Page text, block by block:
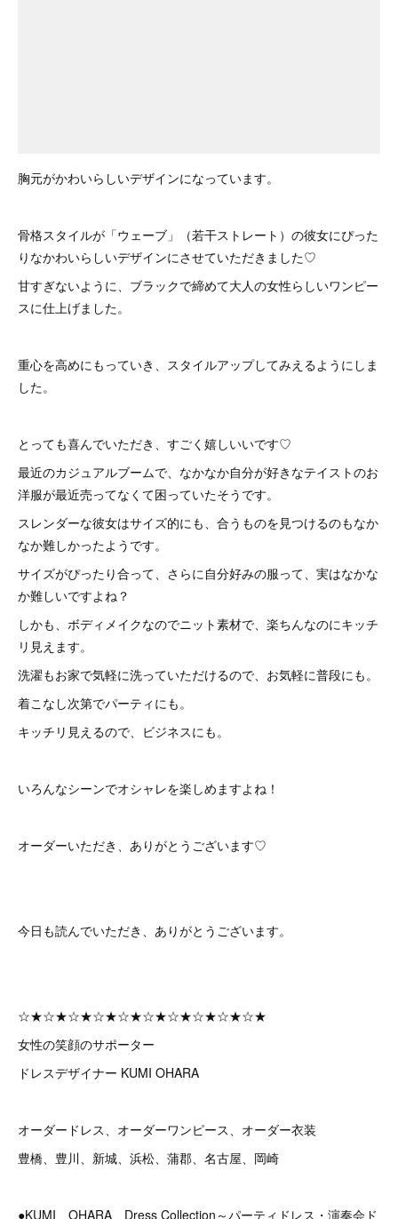
胸元がかわいらしいデザインになっています。
骨格スタイルが「ウェーブ」（若干ストレート）の彼女にぴった
りなかわいらしいデザインにさせていただきました♡
甘すぎないように、ブラックで締めて大人の女性らしいワンピー
スに仕上げました。
重心を高めにもっていき、スタイルアップしてみえるようにしま
した。
とっても喜んでいただき、すごく嬉しいいです♡
最近のカジュアルブームで、なかなか自分が好きなテイストのお
洋服が最近売ってなくて困っていたそうです。
スレンダーな彼女はサイズ的にも、合うものを見つけるのもなか
なか難しかったようです。
サイズがぴったり合って、さらに自分好みの服って、実はなかな
か難しいですよね？
しかも、ボディメイクなのでニット素材で、楽ちんなのにキッチ
リ見えます。
洗濯もお家で気軽に洗っていただけるので、お気軽に普段にも。
着こなし次第でパーティにも。
キッチリ見えるので、ビジネスにも。
いろんなシーンでオシャレを楽しめますよね！
オーダーいただき、ありがとうございます♡
今日も読んでいただき、ありがとうございます。
☆★☆★☆★☆★☆★☆★☆★☆★☆★☆★
女性の笑顔のサポーター
ドレスデザイナー KUMI OHARA
オーダードレス、オーダーワンピース、オーダー衣装
豊橋、豊川、新城、浜松、蒲郡、名古屋、岡崎
●KUMI OHARA Dress Collection～パーティドレス・演奏会ド